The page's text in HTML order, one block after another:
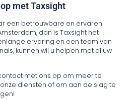
met Taxsight
een betrouwbare en ervaren
dan is Taxsight het
ervaring en een team van
kunnen wij u helpen met al uw
met ons op om meer te
diensten of om aan de slag te